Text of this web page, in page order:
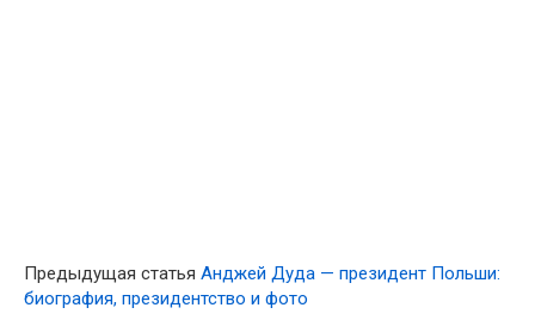
Предыдущая статья Анджей Дуда — президент Польши:
биография, президентство и фото